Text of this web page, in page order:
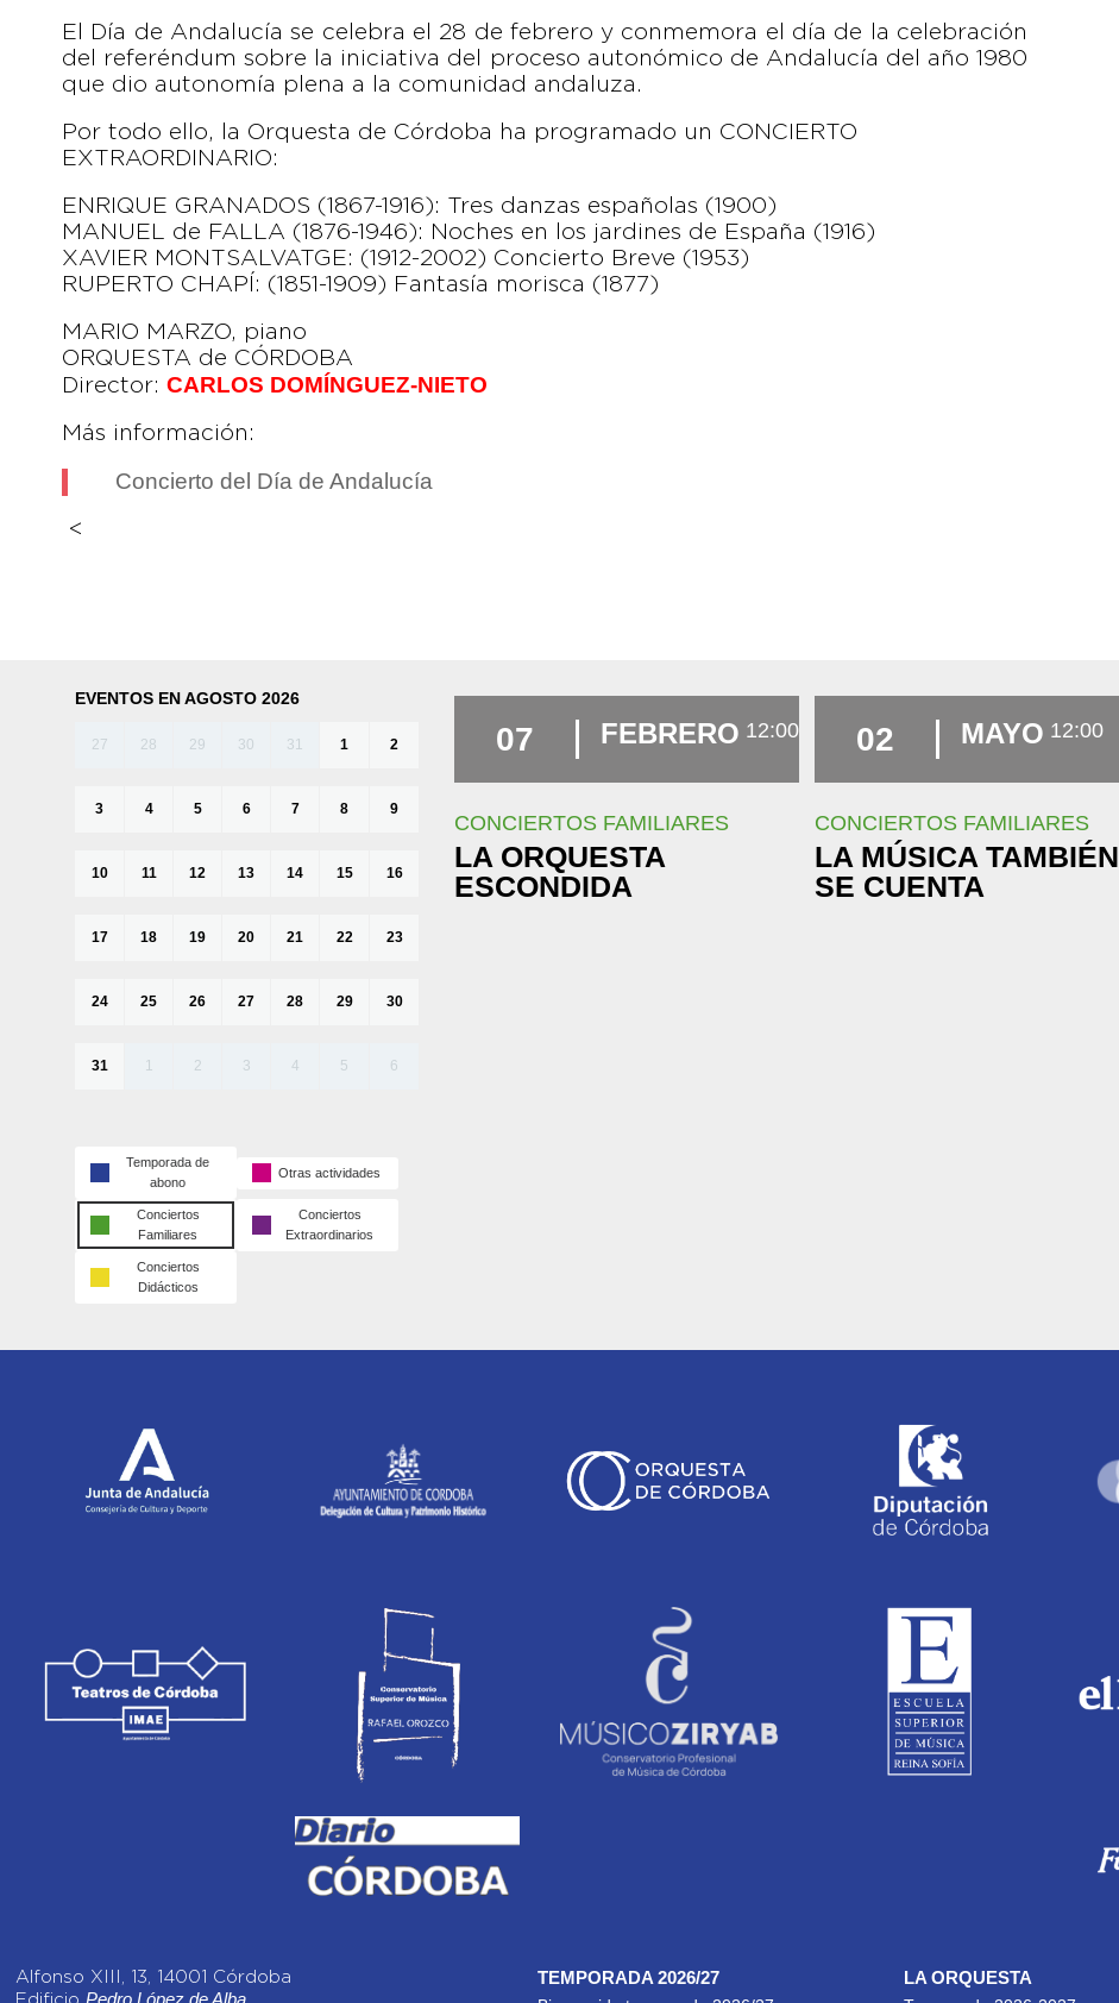
El Día de Andalucía se celebra el 28 de febrero y conmemora el día de la celebración
del referéndum sobre la iniciativa del proceso autonómico de Andalucía del año 1980
que dio autonomía plena a la comunidad andaluza.​
Por todo ello, la Orquesta de Córdoba ha programado un CONCIERTO
EXTRAORDINARIO:
ENRIQUE GRANADOS (1867-1916): Tres danzas españolas (1900)
MANUEL de FALLA (1876-1946): Noches en los jardines de España (1916)
XAVIER MONTSALVATGE: (1912-2002) Concierto Breve (1953)
RUPERTO CHAPÍ: (1851-1909) Fantasía morisca (1877)
MARIO MARZO, piano
ORQUESTA de CÓRDOBA
Director: CARLOS DOMÍNGUEZ-NIETO
Más información:
Concierto del Día de Andalucía
<
EVENTOS EN AGOSTO 2026
27 28 29 30 31 1 2
3 4 5 6 7 8 9
10 11 12 13 14 15 16
17 18 19 20 21 22 23
24 25 26 27 28 29 30
31 1 2 3 4 5 6
Temporada de
abono
Otras actividades
Conciertos
Familiares
Conciertos
Extraordinarios
Conciertos
Didácticos
07 FEBRERO 12:00
CONCIERTOS FAMILIARES
LA ORQUESTA
ESCONDIDA
02 MAYO 12:00
CONCIERTOS FAMILIARES
LA MÚSICA TAMBIÉN
SE CUENTA
Alfonso XIII, 13, 14001 Córdoba
Edificio Pedro López de Alba
TEMPORADA 2026/27 LA ORQUESTA